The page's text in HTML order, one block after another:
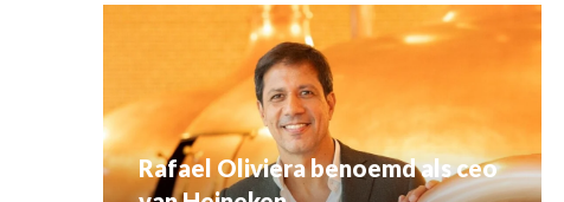
Rafael Oliviera benoemd als ceo